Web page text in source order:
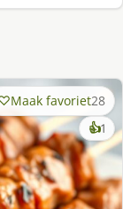
Maak favoriet28
👍1